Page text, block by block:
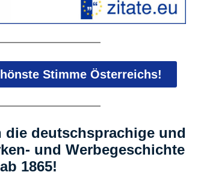
Stimme Österreichs!
die deutschsprachige und
und Werbegeschichte
ab 1865!